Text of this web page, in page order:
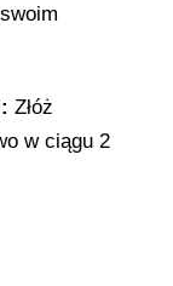
Złóż
w ciągu 2